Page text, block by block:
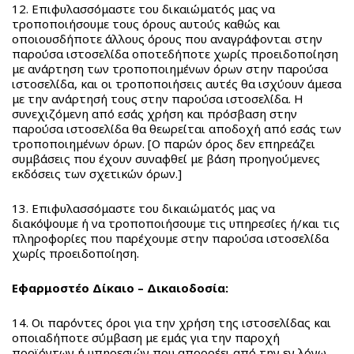
12. Επιφυλασσόμαστε του δικαιώματός μας να
τροποποιήσουμε τους όρους αυτούς καθώς και
οποιουσδήποτε άλλους όρους που αναγράφονται στην
παρούσα ιστοσελίδα οποτεδήποτε χωρίς προειδοποίηση
με ανάρτηση των τροποποιημένων όρων στην παρούσα
ιστοσελίδα, και οι τροποποιήσεις αυτές θα ισχύουν άμεσα
με την ανάρτησή τους στην παρούσα ιστοσελίδα. Η
συνεχιζόμενη από εσάς χρήση και πρόσβαση στην
παρούσα ιστοσελίδα θα θεωρείται αποδοχή από εσάς των
τροποποιημένων όρων. [Ο παρών όρος δεν επηρεάζει
συμβάσεις που έχουν συναφθεί με βάση προηγούμενες
εκδόσεις των σχετικών όρων.]
13. Επιφυλασσόμαστε του δικαιώματός μας να
διακόψουμε ή να τροποποιήσουμε τις υπηρεσίες ή/και τις
πληροφορίες που παρέχουμε στην παρούσα ιστοσελίδα
χωρίς προειδοποίηση.
Εφαρμοστέο Δίκαιο – Δικαιοδοσία:
14. Οι παρόντες όροι για την χρήση της ιστοσελίδας και
οποιαδήποτε σύμβαση με εμάς για την παροχή